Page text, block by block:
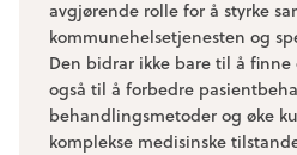
avgjørende rolle for å styrke
kommunehelsetjenesten og
Den bidrar ikke bare til å
også til å forbedre
behandlingsmetoder og øke
komplekse medisinske